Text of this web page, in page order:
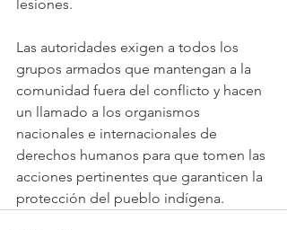
lesiones.
Las autoridades exigen a todos los
grupos armados que mantengan a la
comunidad fuera del conflicto y hacen
un llamado a los organismos
nacionales e internacionales de
derechos humanos para que tomen las
acciones pertinentes que garanticen la
protección del pueblo indígena.